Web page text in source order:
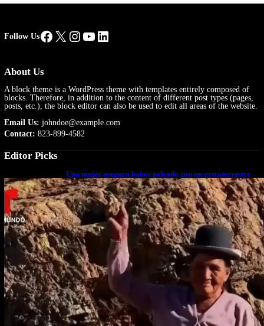
Follow UsFacebook
X Instagram
YouTube
LinkedIn
About Us
A block theme is a WordPress theme with templates entirely composed of
blocks. Therefore, in addition to the content of different post types (pages,
posts, etc.), the block editor can also be used to edit all areas of the website.
Email Us: johndoe@example.com
Contact: 823-899-4582
Editor Picks
Una mujer asegura haber peleado con un extraterrestre
cuerpo a cuerpo